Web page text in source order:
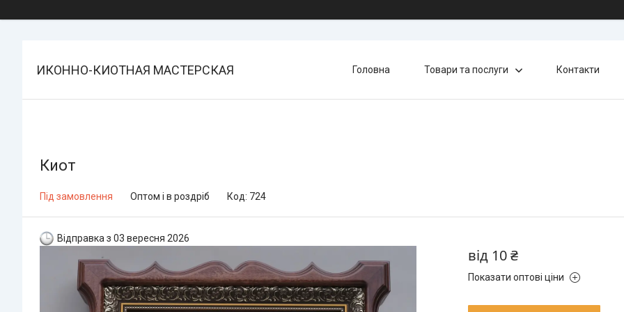
ИКОННО-КИОТНАЯ МАСТЕРСКАЯ Головна Товари та послуги Контакти
Киот
Під замовлення Оптом і в роздріб Код: 724
Відправка з 03 вересня 2026
від 10 ₴
Показати оптові ціни